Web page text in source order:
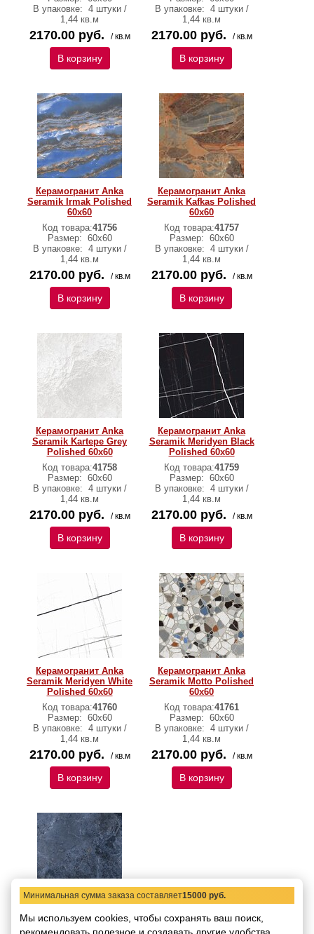
В упаковке: 4 штуки /
1,44 кв.м
2170.00 руб. / кв.м
В корзину
В упаковке: 4 штуки /
1,44 кв.м
2170.00 руб. / кв.м
В корзину
Керамогранит Anka
Seramik Irmak Polished
60x60
Код товара:41756
Размер: 60х60
В упаковке: 4 штуки /
1,44 кв.м
2170.00 руб. / кв.м
В корзину
Керамогранит Anka
Seramik Kafkas Polished
60x60
Код товара:41757
Размер: 60х60
В упаковке: 4 штуки /
1,44 кв.м
2170.00 руб. / кв.м
В корзину
Керамогранит Anka
Seramik Kartepe Grey
Polished 60x60
Код товара:41758
Размер: 60х60
В упаковке: 4 штуки /
1,44 кв.м
2170.00 руб. / кв.м
В корзину
Керамогранит Anka
Seramik Meridyen Black
Polished 60x60
Код товара:41759
Размер: 60х60
В упаковке: 4 штуки /
1,44 кв.м
2170.00 руб. / кв.м
В корзину
Керамогранит Anka
Seramik Meridyen White
Polished 60x60
Код товара:41760
Размер: 60х60
В упаковке: 4 штуки /
1,44 кв.м
2170.00 руб. / кв.м
В корзину
Керамогранит Anka
Seramik Motto Polished
60x60
Код товара:41761
Размер: 60х60
В упаковке: 4 штуки /
1,44 кв.м
2170.00 руб. / кв.м
В корзину
Seramik Patara Navy
Blue Polished 60x60
Минимальная сумма заказа составляет15000 руб.
Мы используем cookies, чтобы сохранять ваш поиск,